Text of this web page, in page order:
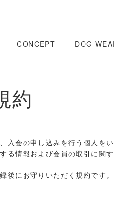
CONCEPT DOG
約
入会の申し込みを行う個人をい
る情報および会員の取引に関
後にお守りいただく規約です。